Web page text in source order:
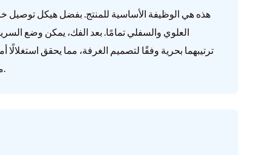
هذه هي الوظيفة الأساسية للمنتج. بفضل هيكل
العلوي والسفلي تمامًا. بعد الفك، يمكن وضع
ترتيبهما بحرية وفقًا لتصميم الغرفة، مما يحقق